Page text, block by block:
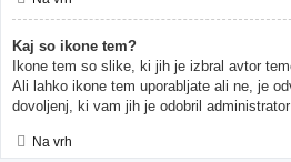
Kaj so ikone tem?
Ikone tem so slike, ki jih je izbral avtor
Ali lahko ikone tem uporabljate ali ne, je
dovoljenj, ki vam jih je odobril administrator
Na vrh